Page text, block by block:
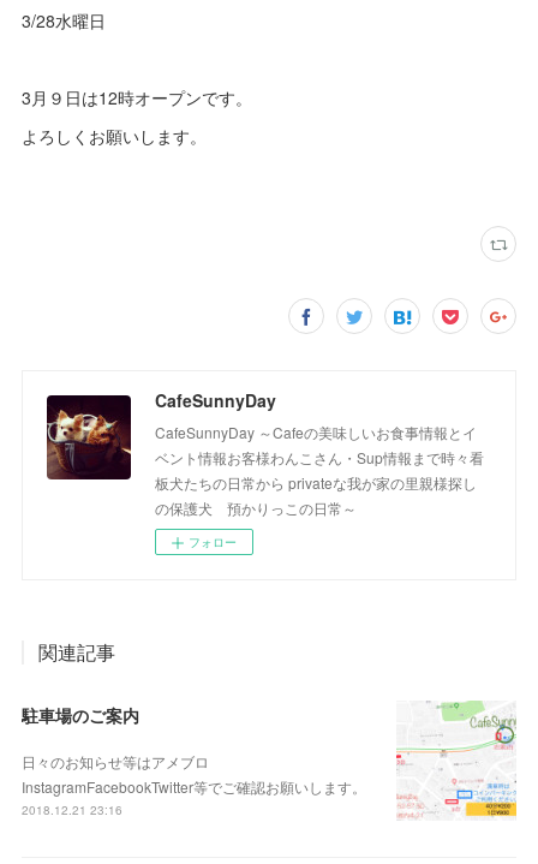
3/28水曜日
3月９日は12時オープンです。
よろしくお願いします。
CafeSunnyDay
CafeSunnyDay ～Cafeの美味しいお食事情報とイ
ベント情報お客様わんこさん・Sup情報まで時々看
板犬たちの日常から privateな我が家の里親様探し
の保護犬 預かりっこの日常～
フォロー
関連記事
駐車場のご案内
日々のお知らせ等はアメブロ
InstagramFacebookTwitter等でご確認お願いします。
2018.12.21 23:16